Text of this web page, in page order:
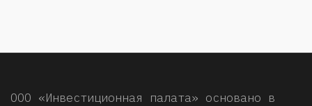
ООО «Инвестиционная палата» основано в